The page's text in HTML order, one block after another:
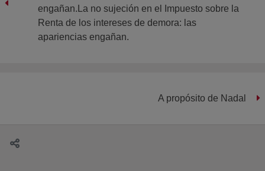
engañan.La no sujeción en el Impuesto sobre la
Renta de los intereses de demora: las
apariencias engañan.
A propósito de Nadal